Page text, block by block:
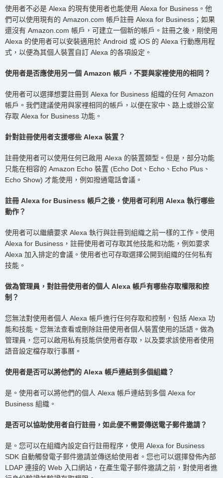
使用者不必是 Alexa 的現有使用者也能使用 Alexa for Business。他
們可以使用現有的 Amazon.com 帳戶註冊 Alexa for Business；如果
還沒有 Amazon.com 帳戶，可建立一個新的帳戶。註冊之後，剛使用
Alexa 的使用者可以安裝適用於 Android 或 iOS 的 Alexa 行動應用程
式，以便為其個人裝置自訂 Alexa 的各項設定。
使用者是否應使用另一個 Amazon 帳戶，不要與家裡使用的相同？
使用者可以選擇想要註冊到 Alexa for Business 組織的任何 Amazon
帳戶。我們建議使用與家裡相同的帳戶，以便在家中、路上或辦公室
存取 Alexa for Business 功能。
針對註冊使用者支援哪些 Alexa 裝置？
註冊使用者可以使用任何已啟用 Alexa 的裝置類型。但是，部分功能
只能在相容的 Amazon Echo 裝置 (Echo Dot、Echo、Echo Plus、
Echo Show) 才能使用，例如撥通電話會議。
註冊 Alexa for Business 帳戶之後，使用者可利用 Alexa 執行哪些
動作？
使用者可以繼續要求 Alexa 執行與註冊到組織之前一樣的工作。使用
Alexa for Business，註冊使用者可存取其他技能和功能，例如要求
Alexa 加入排定的會議。使用者也可存取選擇公開到組織的任何私有
技能。
做為管理員，對註冊使用者的個人 Alexa 帳戶有哪些存取權限和控
制？
您無法對使用者個人 Alexa 帳戶進行任何存取和控制，包括 Alexa 功
能和技能。您無法查看或刪除註冊使用者個人裝置使用的話語。做為
管理員，您可以啟用私有技能供使用者存取，以及要求該使用者使用
語音設定檔存取行事曆。
使用者是否可以將他們的 Alexa 帳戶連結到多個組織？
是。使用者可以將他們的個人 Alexa 帳戶連結到多個 Alexa for
Business 組織。
是否可以協助使用者自行註冊，如此便不需要傳送電子郵件邀請？
是。您可以在組織內設定自行註冊程序，使用 Alexa for Business
SDK 自動觸發電子郵件邀請並傳送給使用者。您也可以選擇發佈內部
LDAP 連接的 Web 入口網站，在產生電子郵件邀請之前，對使用者進